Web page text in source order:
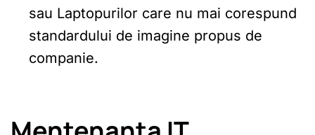
sau Laptopurilor care nu mai corespund
standardului de imagine propus de
companie.